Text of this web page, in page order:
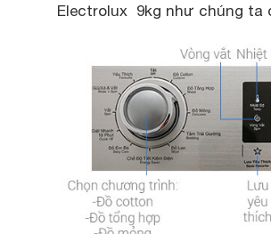
Electrolux 9kg như chúng ta